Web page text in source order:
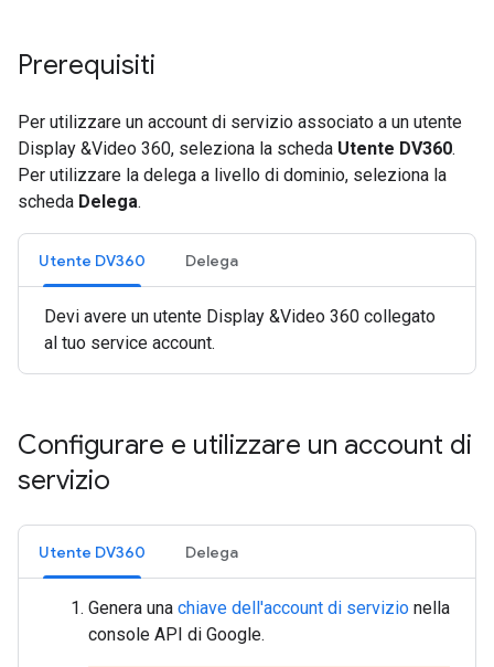
Prerequisiti
Per utilizzare un account di servizio associato a un utente
Display &Video 360, seleziona la scheda Utente DV360.
Per utilizzare la delega a livello di dominio, seleziona la
scheda Delega.
Utente DV360 Delega
Devi avere un utente Display &Video 360 collegato
al tuo service account.
Configurare e utilizzare un account di
servizio
Utente DV360 Delega
Genera una chiave dell'account di servizio nella
console API di Google.